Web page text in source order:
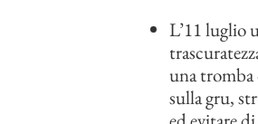
L’11 luglio
una tromba
sulla gru,